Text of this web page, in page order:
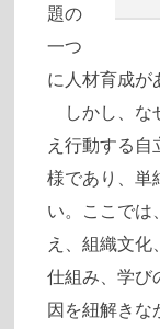
題の
一つ
に人材育成が
しかし、な
え行動する
様であり、単
い。ここでは
え、組織文
仕組み、学び
因を紐解きな